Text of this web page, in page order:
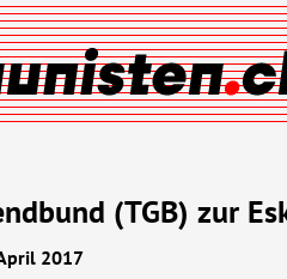
(TGB) zur
2017